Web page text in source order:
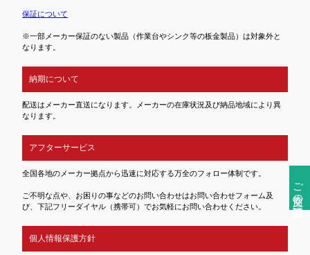
ご注文前の確認事項
保証について
※一部メーカー保証のない製品（作業台やシンク等の板金製品）は対象外と
なります。
納期について
配送はメーカー直送になります。メーカーの在庫状況及び納品地域により異
なります。
アフターサービス
全国各地のメーカー拠点から迅速に対応する万全のフォロー体制です。
ご不明な点や、お困りの事などのお問い合わせはお問い合わせフォーム及
び、下記フリーダイヤル（携帯可）でお気軽にお問い合わせください。
個人情報保護方針